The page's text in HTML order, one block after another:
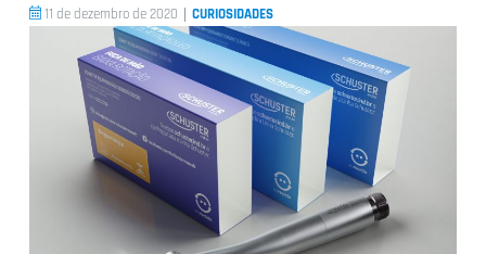
Entrevistas
11 de dezembro de 2020 |CURIOSIDADES